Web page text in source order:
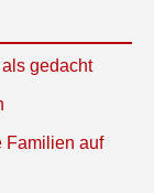
gedacht
Familien auf